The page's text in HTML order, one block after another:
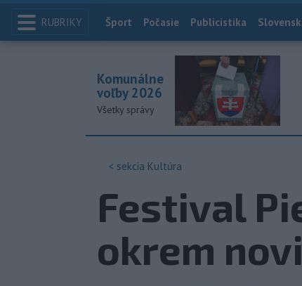
RUBRIKY Index
Šport Počasie Publicistika
Komunálne
voľby 2026
Všetky správy
< sekcia Kultúra
Festival
okrem